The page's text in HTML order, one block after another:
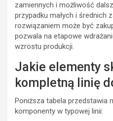
zamiennych i możliwość
przypadku małych i średnich
rozwiązaniem może być
pozwala na etapowe
wzrostu produkcji.
Jakie elementy
kompletną linię
Poniższa tabela przedstawia
komponenty w typowej linii: